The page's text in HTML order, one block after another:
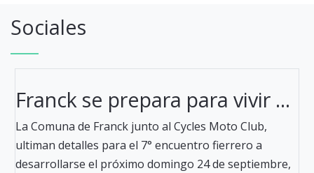
Sociales
Franck se prepara para vivir ...
La Comuna de Franck junto al Cycles Moto Club,
ultiman detalles para el 7° encuentro fierrero a
desarrollarse el próximo domingo 24 de septiembre,